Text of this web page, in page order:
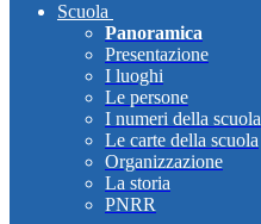
Scuola
Panoramica
Presentazione
I luoghi
Le persone
I numeri della scuola
Le carte della scuola
Organizzazione
La storia
PNRR